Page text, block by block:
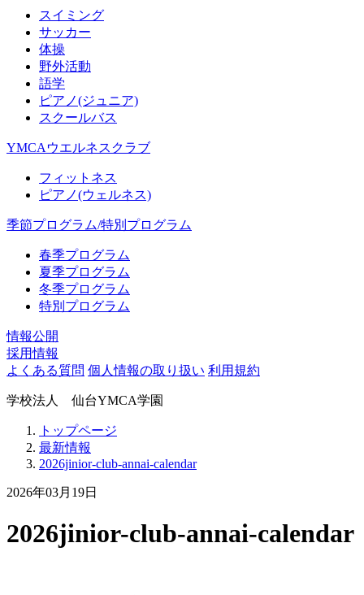
スイミング
サッカー
体操
野外活動
語学
ピアノ(ジュニア)
スクールバス
YMCAウエルネスクラブ
フィットネス
ピアノ(ウェルネス)
季節プログラム/特別プログラム
春季プログラム
夏季プログラム
冬季プログラム
特別プログラム
情報公開
採用情報
よくある質問 個人情報の取り扱い 利用規約
学校法人 仙台YMCA学園
トップページ
最新情報
2026jinior-club-annai-calendar
2026年03月19日
2026jinior-club-annai-calendar